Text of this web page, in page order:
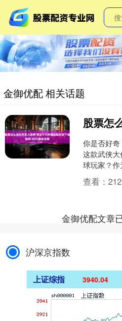
金御优配 相关话题
你是否好
这款武侠
球玩家？
端游戏技
手游的即
查看：212
金御优配文章
沪深京指数
上证综指 3940.04